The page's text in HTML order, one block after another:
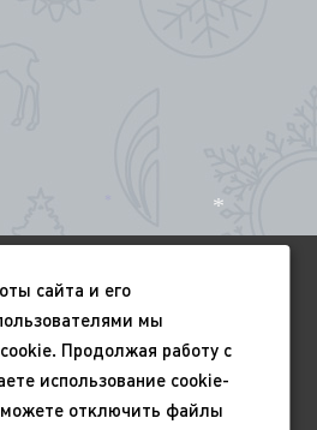
год
9 мая
сайта и его
мы
Продолжая работу с
использование cookie-
отключить файлы
*